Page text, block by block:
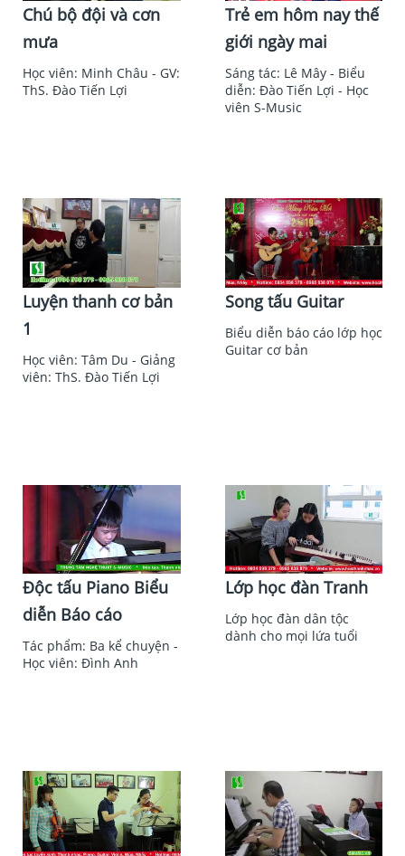
Chú bộ đội và cơn
mưa
Học viên: Minh Châu - GV:
ThS. Đào Tiến Lợi
Trẻ em hôm nay thế
giới ngày mai
Sáng tác: Lê Mây - Biểu
diễn: Đào Tiến Lợi - Học
viên S-Music
Luyện thanh cơ bản
1
Học viên: Tâm Du - Giảng
viên: ThS. Đào Tiến Lợi
Song tấu Guitar
Biểu diễn báo cáo lớp học
Guitar cơ bản
Độc tấu Piano Biểu
diễn Báo cáo
Tác phẩm: Ba kể chuyện -
Học viên: Đình Anh
Lớp học đàn Tranh
Lớp học đàn dân tộc
dành cho mọi lứa tuổi